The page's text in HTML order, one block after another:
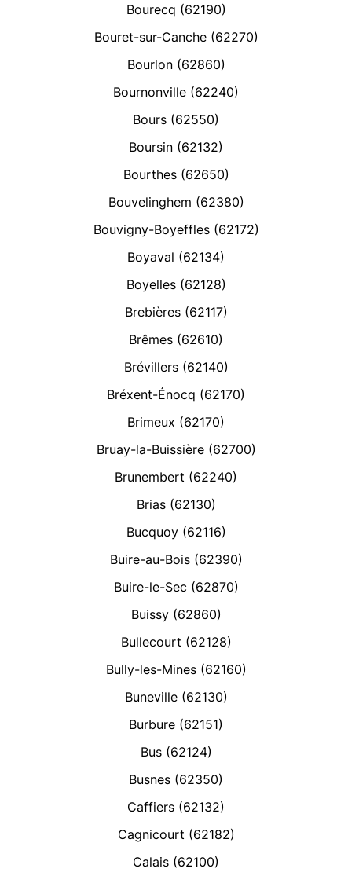
Bourecq (62190)
Bouret-sur-Canche (62270)
Bourlon (62860)
Bournonville (62240)
Bours (62550)
Boursin (62132)
Bourthes (62650)
Bouvelinghem (62380)
Bouvigny-Boyeffles (62172)
Boyaval (62134)
Boyelles (62128)
Brebières (62117)
Brêmes (62610)
Brévillers (62140)
Bréxent-Énocq (62170)
Brimeux (62170)
Bruay-la-Buissière (62700)
Brunembert (62240)
Brias (62130)
Bucquoy (62116)
Buire-au-Bois (62390)
Buire-le-Sec (62870)
Buissy (62860)
Bullecourt (62128)
Bully-les-Mines (62160)
Buneville (62130)
Burbure (62151)
Bus (62124)
Busnes (62350)
Caffiers (62132)
Cagnicourt (62182)
Calais (62100)